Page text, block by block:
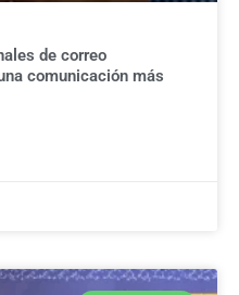
de correo
comunicación más